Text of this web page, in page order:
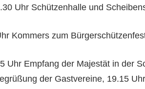
Uhr Schützenhalle und
Kommers zum
Uhr Empfang der Majestät in der
der Gastvereine, 19.15